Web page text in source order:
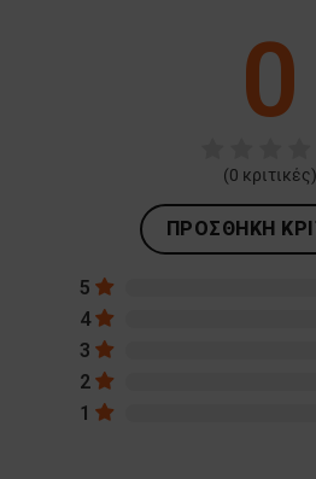
0
(0 κριτικές)
ΠΡΟΣΘΉΚΗ
5
4
3
2
1